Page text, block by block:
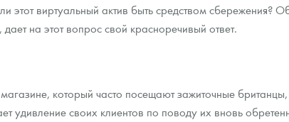
этот виртуальный актив быть средством
на этот вопрос свой красноречивый ответ.
который часто посещают зажиточные
удивление своих клиентов по поводу их вновь